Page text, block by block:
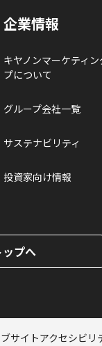
企業情報
キヤノンマーケティ
プについて
グループ会社一覧
サステナビリティ
投資家向け情報
プへ
サイトアクセシビリ